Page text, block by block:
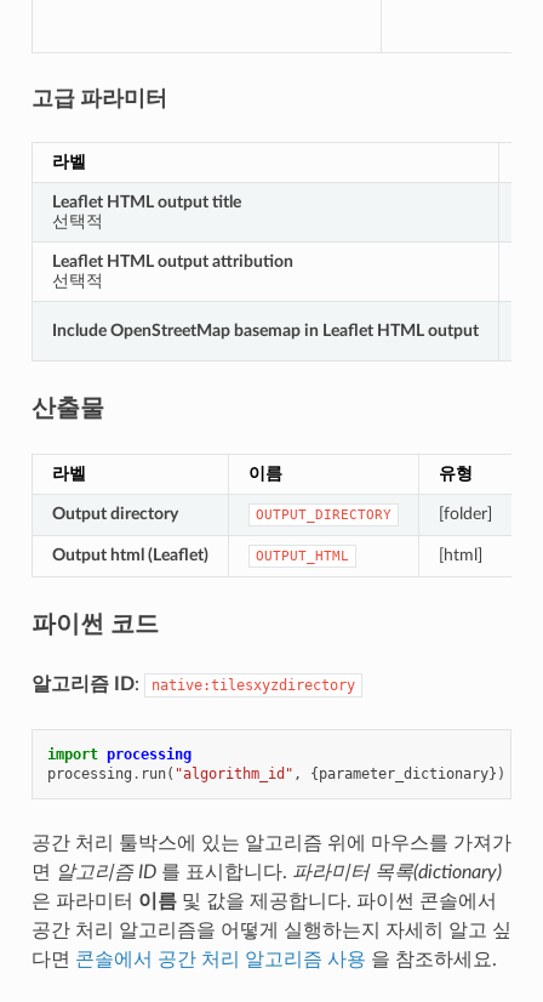
고급 파라미터
라벨
Leaflet HTML output title
선택적
Leaflet HTML output attribution
선택적
Include OpenStreetMap basemap in Leaflet HTML output
산출물
라벨 이름 유형
Output directory OUTPUT_DIRECTORY [folder]
Output html (Leaflet) OUTPUT_HTML [html]
파이썬 코드
알고리즘 ID: native:tilesxyzdirectory
import processing
processing . run( "algorithm_id" , { parameter_dictionary})
공간 처리 툴박스에 있는 알고리즘 위에 마우스를 가져가
면 알고리즘 ID를 표시합니다. 파라미터 목록(dictionary)
은 파라미터 이름및 값을 제공합니다. 파이썬 콘솔에서
공간 처리 알고리즘을 어떻게 실행하는지 자세히 알고 싶
다면 콘솔에서 공간 처리 알고리즘 사용 을 참조하세요.